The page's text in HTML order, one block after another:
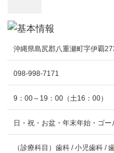
沖縄県島尻郡八重瀬町字伊覇
098-998-7171
9：00～19：00（土16：00）
日・祝・お盆・年末年始・ゴー
（診療科目）歯科 / 小児歯科 /